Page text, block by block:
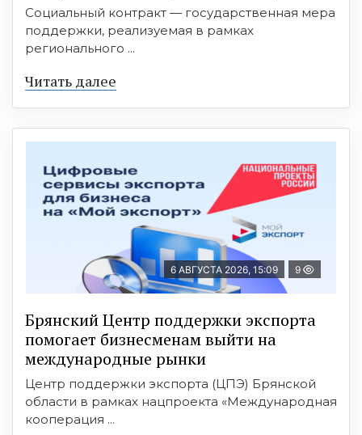
Социальный контракт — государственная мера
поддержки, реализуемая в рамках
регионального ...
Читать далее
6 АВГУСТА 2026, 15:09 9
Брянский Центр поддержки экспорта
помогает бизнесменам выйти на
международные рынки
Центр поддержки экспорта (ЦПЭ) Брянской
области в рамках нацпроекта «Международная
кооперация ...